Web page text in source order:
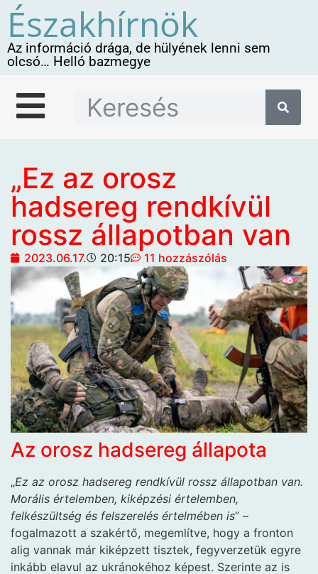
Északhírnök
Az információ drága, de hülyének lenni sem
olcsó… Helló bazmegye
„Ez az orosz
hadsereg rendkívül
rossz állapotban van
2023.06.17. 20:15 11 hozzászólás
Az orosz hadsereg állapota
„Ez az orosz hadsereg rendkívül rossz állapotban van.
Morális értelemben, kiképzési értelemben,
felkészültség és felszerelés értelmében is” –
fogalmazott a szakértő, megemlítve, hogy a fronton
alig vannak már kiképzett tisztek, fegyverzetük egyre
inkább elavul az ukránokéhoz képest. Szerinte az is